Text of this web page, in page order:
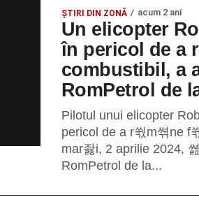
ȘTIRI DIN ZONĂ acum 2 ani
Un elicopter
în pericol de a
combustibil, a
RomPetrol de
Pilotul unui elicopter
pericol de a r쒃m쎢ne f
mar좛i, 2 aprilie 2024,
RomPetrol de la...